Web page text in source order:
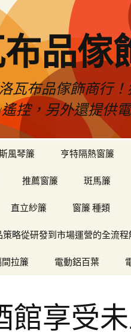
品傢
瓦布品傢飾商行
控，另外還提供
風琴簾 亨特隔熱窗簾
推薦窗簾 斑馬簾
直立紗簾 窗簾 種類
策略從研發到市場運營的全流程
間拉簾 電動鋁百葉
館享受